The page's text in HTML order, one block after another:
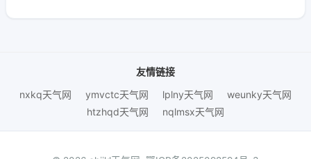
友情链接
nxkq天气网
ymvctc天气网 lplny天气网
weunky天气网
htzhqd天气网
nqlmsx天气网